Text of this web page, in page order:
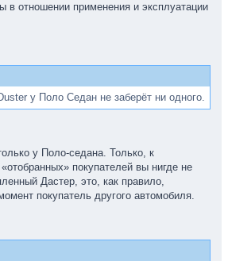
в отношении применения и эксплуатации
у Поло Седан не заберёт ни одного.
у Поло-седана. Только, к
покупателей вы нигде не
Дастер, это, как правило,
покупатель другого автомобиля.